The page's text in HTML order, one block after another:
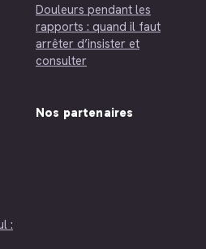
Douleurs pendant les
rapports : quand il faut
arrêter d’insister et
consulter
:
Nos partenaires